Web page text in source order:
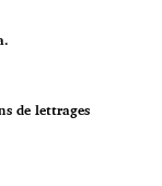
de lettrages